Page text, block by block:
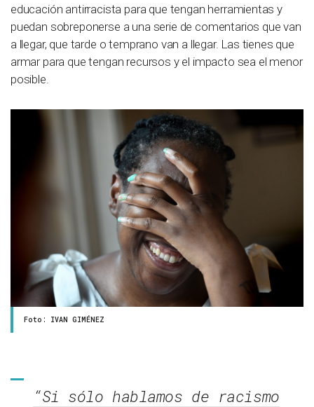
educación antirracista para que tengan herramientas y
puedan sobreponerse a una serie de comentarios que van
a llegar, que tarde o temprano van a llegar. Las tienes que
armar para que tengan recursos y el impacto sea el menor
posible.
Foto: IVAN GIMÉNEZ
“Si sólo hablamos de racismo